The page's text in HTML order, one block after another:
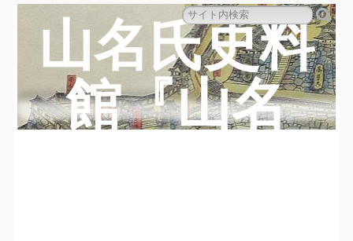
山名氏史料
館『山名